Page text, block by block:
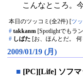
こんなところ。
本日のツッコミ(全2件) [ツ
# takkanm [Spotlightでもラ
# しばた [お、ほんとだ。 何
2009/01/19 (月)
■ [PC][Life] ソフ